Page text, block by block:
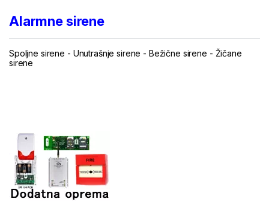
Alarmne sirene
Spoljne sirene - Unutrašnje sirene - Bežične sirene - Žičane
sirene